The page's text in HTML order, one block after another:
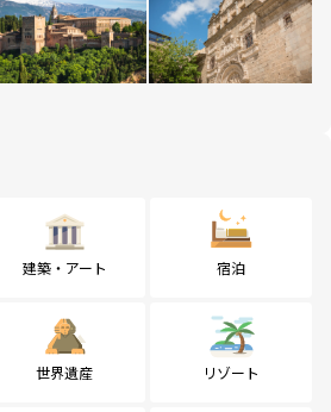
建築・アート 宿泊
世界遺産 リゾート